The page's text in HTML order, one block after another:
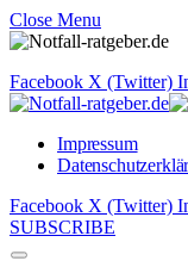
Close Menu
Facebook X (Twitter)
Impressum
Facebook X (Twitter)
SUBSCRIBE